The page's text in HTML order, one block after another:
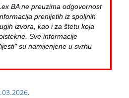
BA ne preuzima odgovornost
prenijetih iz spoljnih
izvora, kao i za štetu koja
Sve informacije
su namijenjene u svrhu